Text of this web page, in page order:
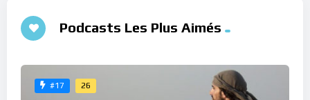
Podcasts Les Plus Aimés
#17 26